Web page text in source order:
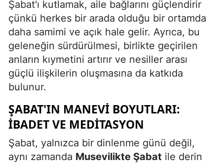
Yalova
Karabük
Kilis
Osmaniye
Şabat'ı kutlamak, aile bağlarını güçlendirir
çünkü herkes bir arada olduğu bir ortamda
daha samimi ve açık hale gelir. Ayrıca, bu
geleneğin sürdürülmesi, birlikte geçirilen
anların kıymetini artırır ve nesiller arası
güçlü ilişkilerin oluşmasına da katkıda
bulunur.
ŞABAT'IN MANEVI BOYUTLARI:
İBADET VE MEDITASYON
Şabat, yalnızca bir dinlenme günü değil,
aynı zamanda Musevilikte Şabat ile derin